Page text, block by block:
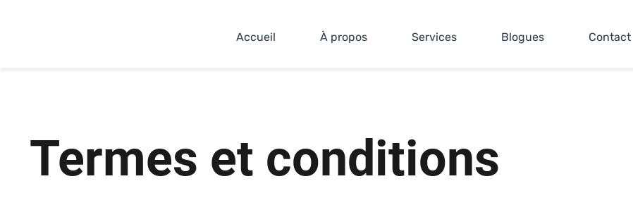
Accueil À propos Services Blogues Contact
Termes et conditions